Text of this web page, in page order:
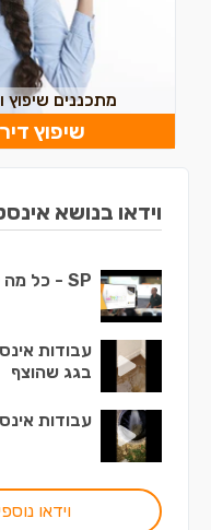
מתכננים שיפוץ
שיפוץ
וידאו בנושא
SP - כל מה שאתם לא יודעים על צנרת
עבודות
בגג שהוצף
עבודות
וידאו